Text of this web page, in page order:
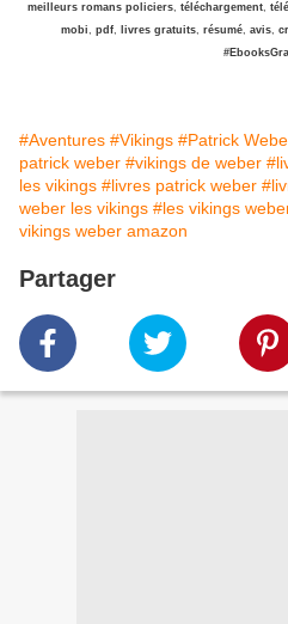
meilleurs romans policiers, téléchargement,
mobi, pdf, livres gratuits, résumé, avis,
#Aventures #Vikings #Patrick
patrick weber #vikings de weber
les vikings #livres patrick weber
weber les vikings #les vikings
vikings weber amazon
Partager